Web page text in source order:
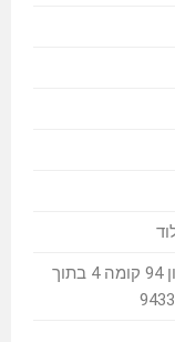
בניין מגדלי אלון 2 – יגאל אלון 94 קומה 4 בתוך